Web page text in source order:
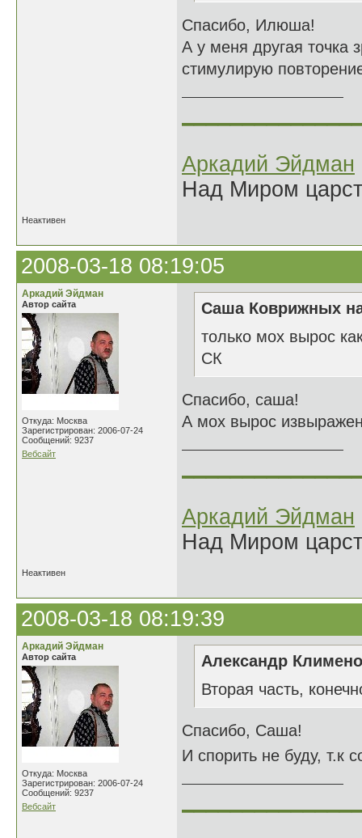
Спасибо, Илюша!
А у меня другая точка
стимулирую
Аркадий Эйдман
Над Миром
Неактивен
2008-03-18 08:19:05
Аркадий Эйдман
Автор сайта
Откуда: Москва
Зарегистрирован: 2006-07-24
Сообщений: 9237
Вебсайт
Саша Коврижных
только мох вырос
СК
Спасибо, саша!
А мох вырос
Аркадий Эйдман
Над Миром
Неактивен
2008-03-18 08:19:39
Аркадий Эйдман
Автор сайта
Откуда: Москва
Зарегистрирован: 2006-07-24
Сообщений: 9237
Вебсайт
Александр
Вторая часть,
Спасибо, Саша!
И спорить не буду, т.к